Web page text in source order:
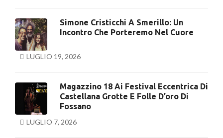
Simone Cristicchi A Smerillo: Un
Incontro Che Porteremo Nel Cuore
LUGLIO 19, 2026
Magazzino 18 Ai Festival Eccentrica Di
Castellana Grotte E Folle D’oro Di
Fossano
LUGLIO 7, 2026